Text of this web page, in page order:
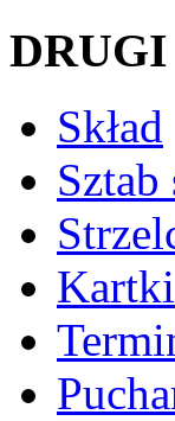
Skład
Kartki